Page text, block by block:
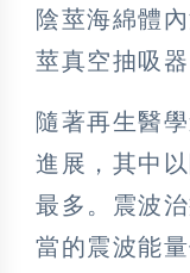
陰莖海綿體
莖真空抽吸
隨著再生醫
進展，其中
最多。震波
當的震波能